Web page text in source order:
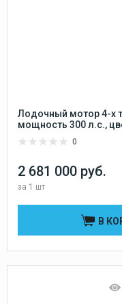
Лодочный мотор 4-х
мощность 300 л.с.,
0
2 681 000 руб.
за 1 шт
В